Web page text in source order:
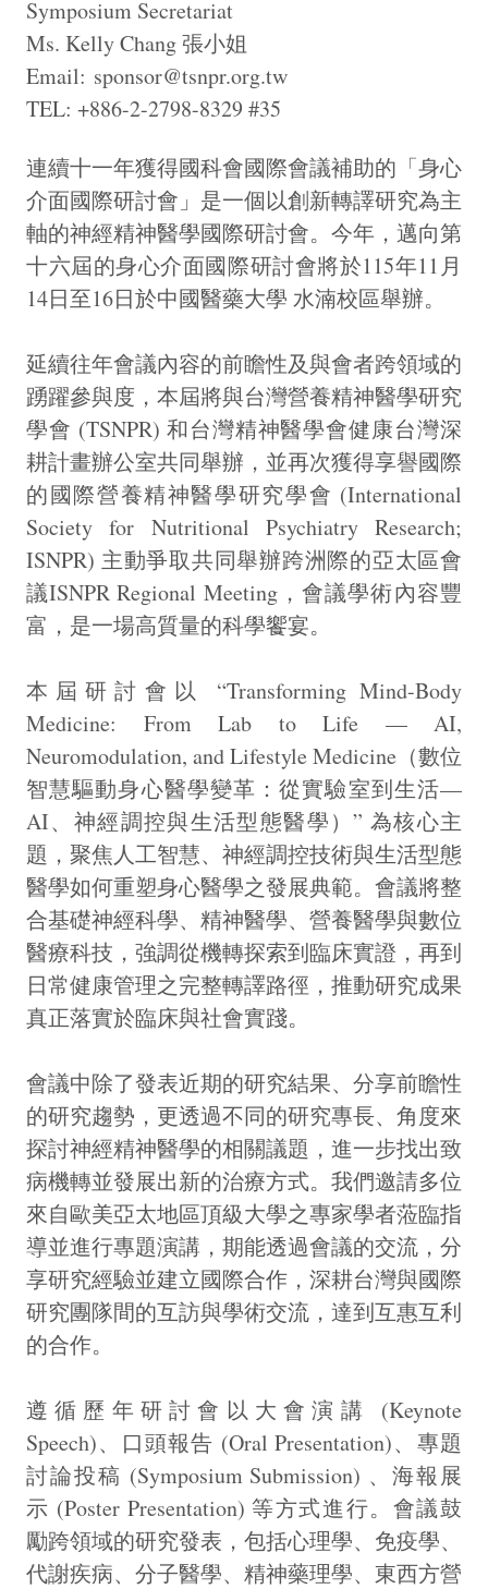
Symposium Secretariat
Ms. Kelly Chang 張小姐
Email: sponsor@tsnpr.org.tw
TEL: +886-2-2798-8329 #35
連續十一年獲得國科會國際會議補助的「身心
介面國際研討會」是一個以創新轉譯研究為主
軸的神經精神醫學國際研討會。今年，邁向第
十六屆的身心介面國際研討會將於115年11月
14日至16日於中國醫藥大學 水湳校區舉辦。
延續往年會議內容的前瞻性及與會者跨領域的
踴躍參與度，本屆將與台灣營養精神醫學研究
學會 (TSNPR) 和台灣精神醫學會健康台灣深
耕計畫辦公室共同舉辦，並再次獲得享譽國際
的國際營養精神醫學研究學會 (International
Society for Nutritional Psychiatry Research;
ISNPR) 主動爭取共同舉辦跨洲際的亞太區會
議ISNPR Regional Meeting，會議學術內容豐
富，是一場高質量的科學饗宴。
本屆研討會以 “Transforming Mind-Body
Medicine: From Lab to Life — AI,
Neuromodulation, and Lifestyle Medicine（數位
智慧驅動身心醫學變革：從實驗室到生活—
AI、神經調控與生活型態醫學）” 為核心主
題，聚焦人工智慧、神經調控技術與生活型態
醫學如何重塑身心醫學之發展典範。會議將整
合基礎神經科學、精神醫學、營養醫學與數位
醫療科技，強調從機轉探索到臨床實證，再到
日常健康管理之完整轉譯路徑，推動研究成果
真正落實於臨床與社會實踐。
會議中除了發表近期的研究結果、分享前瞻性
的研究趨勢，更透過不同的研究專長、角度來
探討神經精神醫學的相關議題，進一步找出致
病機轉並發展出新的治療方式。我們邀請多位
來自歐美亞太地區頂級大學之專家學者蒞臨指
導並進行專題演講，期能透過會議的交流，分
享研究經驗並建立國際合作，深耕台灣與國際
研究團隊間的互訪與學術交流，達到互惠互利
的合作。
遵循歷年研討會以大會演講 (Keynote
Speech)、口頭報告 (Oral Presentation)、專題
討論投稿 (Symposium Submission) 、海報展
示 (Poster Presentation) 等方式進行。會議鼓
勵跨領域的研究發表，包括心理學、免疫學、
代謝疾病、分子醫學、精神藥理學、東西方營